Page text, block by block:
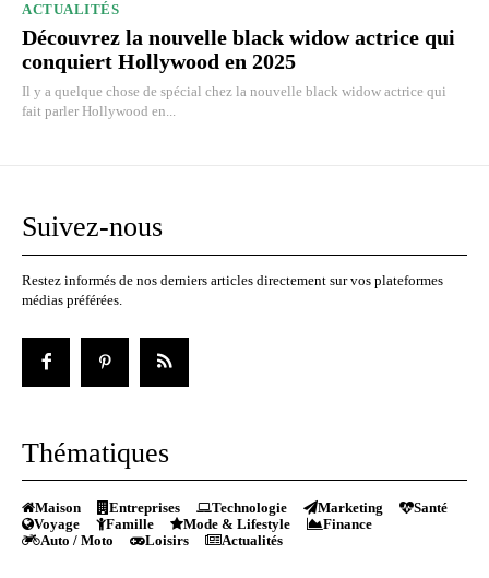
ACTUALITÉS
Découvrez la nouvelle black widow actrice qui
conquiert Hollywood en 2025
Il y a quelque chose de spécial chez la nouvelle black widow actrice qui
fait parler Hollywood en...
Suivez-nous
Restez informés de nos derniers articles directement sur vos plateformes
médias préférées.
Thématiques
Maison Entreprises Technologie Marketing
Santé
Voyage
Famille Mode & Lifestyle
Finance
Auto / Moto
Loisirs Actualités